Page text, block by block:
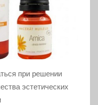
при решении
эстетических